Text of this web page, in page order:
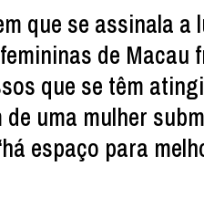
que se assinala
de Macau
que se têm
de uma mulher
espaço para